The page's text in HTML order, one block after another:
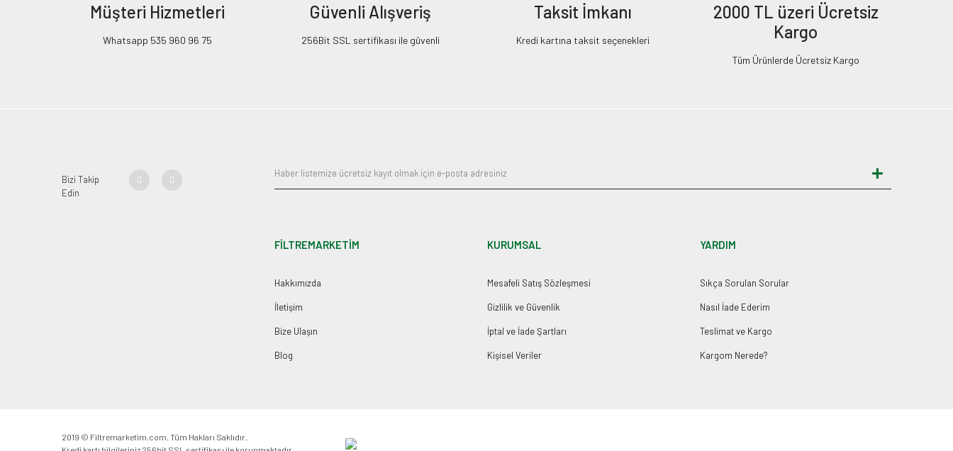
Müşteri Hizmetleri
Whatsapp 535 960 96 75
Güvenli Alışveriş
256Bit SSL sertifikası ile güvenli
Taksit İmkanı
Kredi kartına taksit seçenekleri
2000 TL üzeri Ücretsiz
Kargo
Tüm Ürünlerde Ücretsiz Kargo
Bizi Takip
Edin
FİLTREMARKETİM
Hakkımızda
İletişim
Bize Ulaşın
Blog
KURUMSAL
Mesafeli Satış Sözleşmesi
Gizlilik ve Güvenlik
İptal ve İade Şartları
Kişisel Veriler
YARDIM
Sıkça Sorulan Sorular
Nasıl İade Ederim
Teslimat ve Kargo
Kargom Nerede?
2019 © Filtremarketim.com. Tüm Hakları Saklıdır.